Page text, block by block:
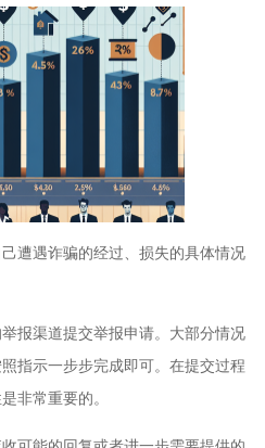
遭遇诈骗的经过、损失的具体情况
报渠道提交举报申请。大部分情况
指示一步步完成即可。在提交过程
非常重要的。